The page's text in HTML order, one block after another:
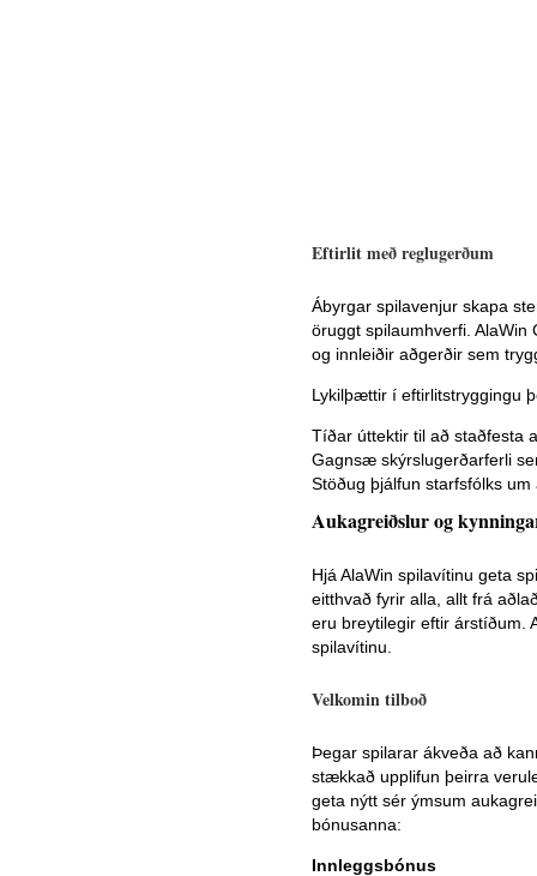
Eftirlit með reglugerðum
Ábyrgar spilavenjur skapa
öruggt spilaumhverfi.
og innleiðir aðgerðir sem
Lykilþættir í eftirlitstryggingu
Tíðar úttektir til að staðfesta
Gagnsæ skýrslugerðarferli
Stöðug þjálfun starfsfólks
Aukagreiðslur og
Hjá AlaWin spilavítinu geta
eitthvað fyrir alla, allt frá
eru breytilegir eftir árstíðum.
spilavítinu.
Velkomin tilboð
Þegar spilarar ákveða að
stækkað upplifun þeirra
geta nýtt sér ýmsum
bónusanna:
Innleggsbónus